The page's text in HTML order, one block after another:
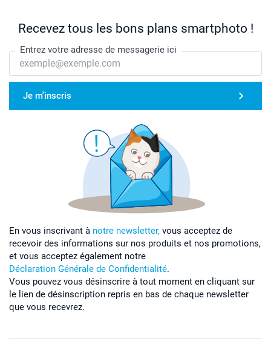
Recevez tous les bons plans smartphoto !
Entrez votre adresse de messagerie ici
Je m'inscris
En vous inscrivant à notre newsletter, vous acceptez de
recevoir des informations sur nos produits et nos promotions,
et vous acceptez également notre
Déclaration Générale de Confidentialité.
Vous pouvez vous désinscrire à tout moment en cliquant sur
le lien de désinscription repris en bas de chaque newsletter
que vous recevrez.